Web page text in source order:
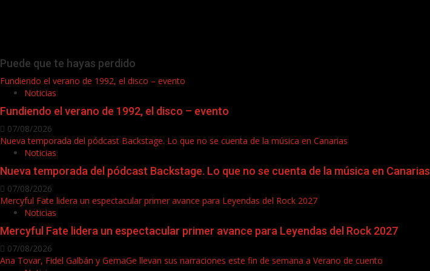
Puede que te hayas perdido
Fundiendo el verano de 1992, el disco – evento
Noticias
Fundiendo el verano de 1992, el disco – evento
07/08/2026
Nueva temporada del pódcast Backstage. Lo que no se cuenta de la música en Canarias
Noticias
Nueva temporada del pódcast Backstage. Lo que no se cuenta de la música en Canarias
07/08/2026
Mercyful Fate lidera un espectacular primer avance para Leyendas del Rock 2027
Noticias
Mercyful Fate lidera un espectacular primer avance para Leyendas del Rock 2027
07/08/2026
Ana Tovar, Fidel Galbán y GemaGe llevan sus narraciones este fin de semana a Verano de cuento